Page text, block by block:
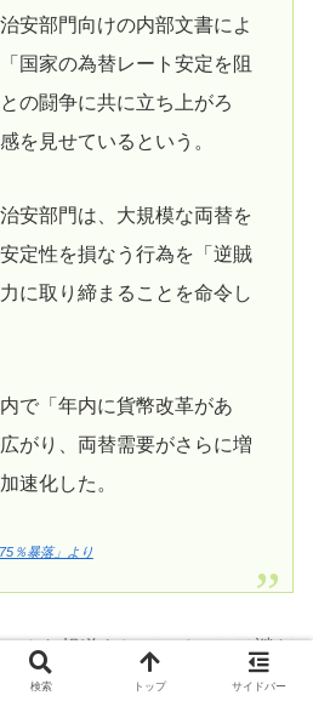
安部門向けの内部文書によ
国家の為替レート安定を阻
の闘争に共に立ち上がろ
を見せているという。
安部門は、大規模な両替を
定性を損なう行為を「逆賊
に取り締まることを命令し
で「年内に貨幣改革があ
がり、両替需要がさらに増
速化した。
％暴落」より
んな報道をしているのかは謎だ
言われると、かなり怪しいよう
検索 トップ サイドバー